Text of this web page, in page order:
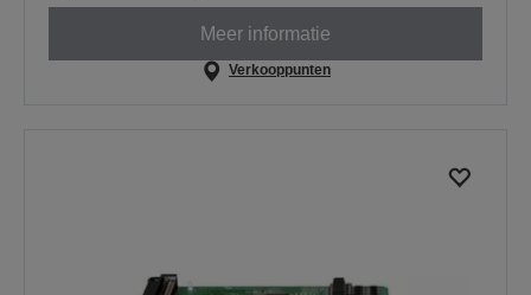
Meer informatie
Verkooppunten